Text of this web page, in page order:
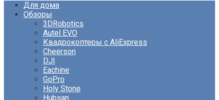
Для дома
Обзоры
3DRobotics
Autel EVO
Квадрокоптеры с AliExpress
Cheerson
DJI
Eachine
GoPro
Holy Stone
Hubsan